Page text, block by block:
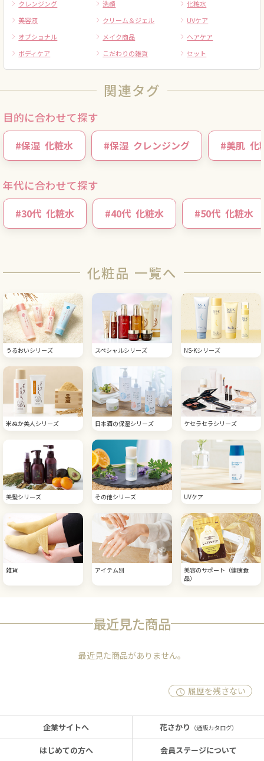
クレンジング 洗顔
化粧水
美容液
クリーム＆ジェル
UVケア
オプショナル
メイク商品
ヘアケア
ボディケア
こだわりの雑貨 セット
関連タグ
目的に合わせて探す
#保湿 化粧水 #保湿 クレンジング #美肌 化
年代に合わせて探す
#30代 化粧水 #40代 化粧水 #50代 化粧水
化粧品 一覧へ
うるおいシリーズ スペシャルシリーズ NS-Kシリーズ
米ぬか美人シリーズ 日本酒の保湿シリーズ ケセラセラシリーズ
美髪シリーズ その他シリーズ UVケア
雑貨 アイテム別
美容のサポート（健康食
品）
最近見た商品
最近見た商品がありません。
履歴を残さない
企業サイトへ
はじめての方へ
花さかり （通販カタログ）
会員ステージについて